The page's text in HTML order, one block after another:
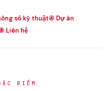
số kỹ thuật④ Dự án
Liên hệ
ĐIỂM